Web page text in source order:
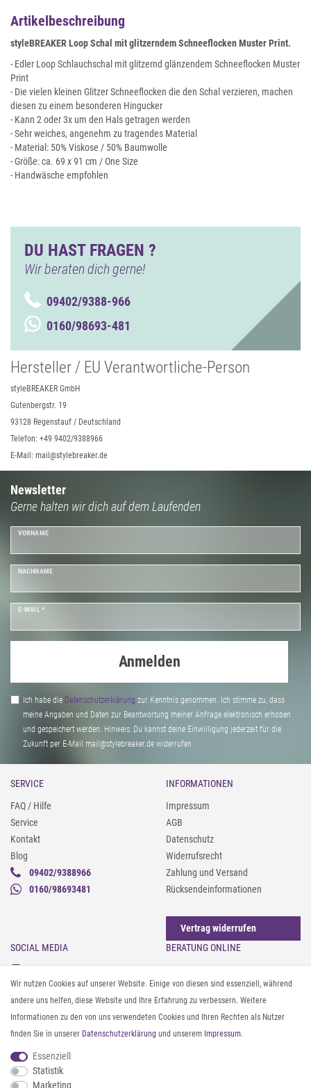
Artikelbeschreibung
styleBREAKER Loop Schal mit glitzerndem Schneeflocken Muster Print.
- Edler Loop Schlauchschal mit glitzernd glänzendem Schneeflocken Muster
Print
- Die vielen kleinen Glitzer Schneeflocken die den Schal verzieren, machen
diesen zu einem besonderen Hingucker
- Kann 2 oder 3x um den Hals getragen werden
- Sehr weiches, angenehm zu tragendes Material
- Material: 50% Viskose / 50% Baumwolle
- Größe: ca. 69 x 91 cm / One Size
- Handwäsche empfohlen
DU HAST FRAGEN ?
Wir beraten dich gerne!
09402/9388-966
0160/98693-481
Hersteller / EU Verantwortliche-Person
styleBREAKER GmbH
Gutenbergstr. 19
93128 Regenstauf / Deutschland
Telefon: +49 9402/9388966
E-Mail: mail@stylebreaker.de
Newsletter
Gerne halten wir dich auf dem Laufenden
VORNAME
NACHNAME
E-MAIL *
Anmelden
Ich habe die Daten­schutz­erklärung zur Kenntnis genommen. Ich stimme zu, dass
meine Angaben und Daten zur Beantwortung meiner Anfrage elektronisch erhoben
und gespeichert werden. Hinweis: Du kannst deine Einwilligung jederzeit für die
Zukunft per E-Mail mail@stylebreaker.de widerrufen
SERVICE
FAQ / Hilfe
Service
Kontakt
Blog
09402/9388966
0160/98693481
INFORMATIONEN
Impressum
AGB
Datenschutz
Widerrufsrecht
Zahlung und Versand
Rücksendeinformationen
Vertrag widerrufen
SOCIAL MEDIA
Instagram
Facebook
Pinterest
Twitter
Youtube
Threads
BERATUNG ONLINE
Gürtel messen & kürzen
Sonnenbrillen & UV-Schutz
Textilpflege
Textil- und Material-Guide
Geldbörse richtig organisieren
Wir nutzen Cookies auf unserer Website. Einige von diesen sind essenziell, während
andere uns helfen, diese Website und Ihre Erfahrung zu verbessern. Weitere
Informationen zu den von uns verwendeten Cookies und Ihren Rechten als Nutzer
finden Sie in unserer Daten­schutz­erklärung und unserem Impressum.
Essenziell
Statistik
Marketing